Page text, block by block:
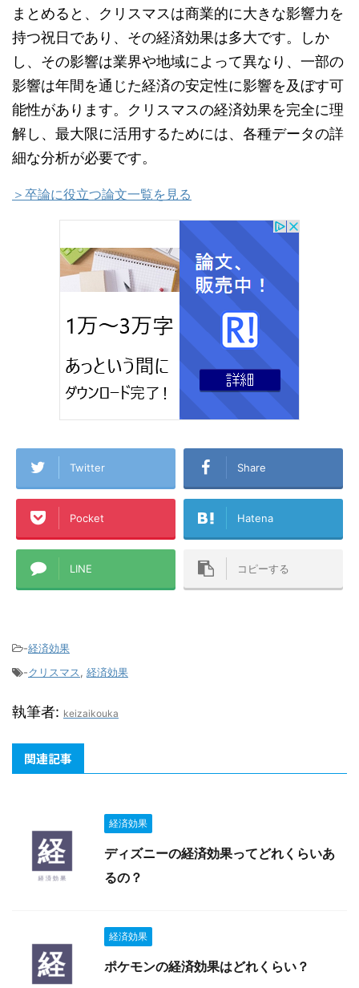
まとめると、クリスマスは商業的に大きな影響力を
持つ祝日であり、その経済効果は多大です。しか
し、その影響は業界や地域によって異なり、一部の
影響は年間を通じた経済の安定性に影響を及ぼす可
能性があります。クリスマスの経済効果を完全に理
解し、最大限に活用するためには、各種データの詳
細な分析が必要です。
＞卒論に役立つ論文一覧を見る
Twitter Share
Pocket Hatena
LINE コピーする
-経済効果
-クリスマス, 経済効果
執筆者: keizaikouka
関連記事
経済効果
ディズニーの経済効果ってどれくらいあ
るの？
経済効果
ポケモンの経済効果はどれくらい？